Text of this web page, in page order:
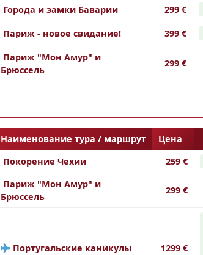
Города и замки Баварии 299 €
Париж - новое свидание! 399 €
Париж "Мон Амур" и
Брюссель
299 €
Наименование тура / маршрут
Цена
Покорение Чехии 259 €
Париж "Мон Амур" и
Брюссель
299 €
Португальские каникулы 1299 €